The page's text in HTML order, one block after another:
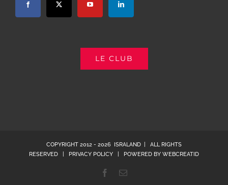
LE CLUB
COPYRIGHT 2012 - 2026 ISRALAND | ALL RIGHTS
RESERVED | PRIVACY POLICY | POWERED BY WEBCREATID
Facebook
Email